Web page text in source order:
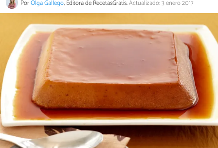
PorOlga Gallego, Editora de RecetasGratis.Actualizado: 3 enero 2017